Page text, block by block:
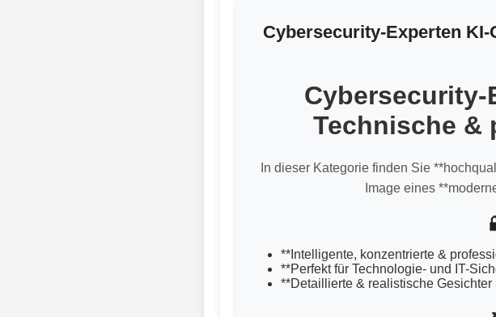
Cybersecurity-Experten
Cybersecurity-
Technische &
In dieser Kategorie finden Sie
Image eines
**Intelligente, konzentrierte &
**Perfekt für Technologie- und IT-
**Detaillierte & realistische